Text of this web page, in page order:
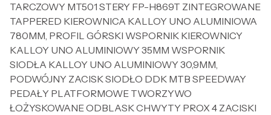
TARCZOWY MT501 STERY FP-H869T ZINTEGROWANE
TAPPERED KIEROWNICA KALLOY UNO ALUMINIOWA
780MM, PROFIL GÓRSKI WSPORNIK KIEROWNICY
KALLOY UNO ALUMINIOWY 35MM WSPORNIK
SIODŁA KALLOY UNO ALUMINIOWY 30,9MM,
PODWÓJNY ZACISK SIODŁO DDK MTB SPEEDWAY
PEDAŁY PLATFORMOWE TWORZYWO
ŁOŻYSKOWANE ODBLASK CHWYTY PROX 4 ZACISKI